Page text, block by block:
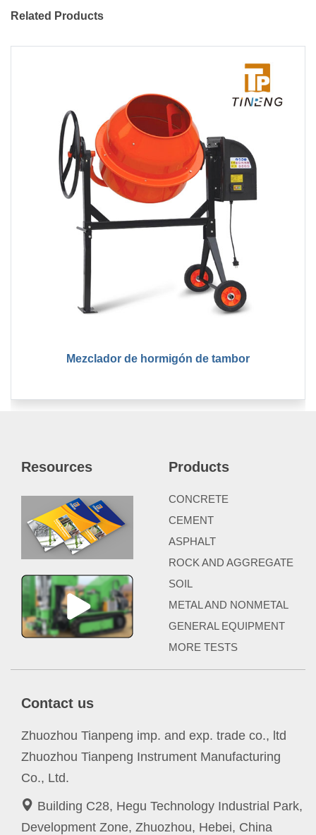
Related Products
Mezclador de hormigón de tambor
Resources Products
CONCRETE
CEMENT
ASPHALT
ROCK AND AGGREGATE
SOIL
METAL AND NONMETAL
GENERAL EQUIPMENT
MORE TESTS
Contact us
Zhuozhou Tianpeng imp. and exp. trade co., ltd
Zhuozhou Tianpeng Instrument Manufacturing
Co., Ltd.
Building C28, Hegu Technology Industrial Park,
Development Zone, Zhuozhou, Hebei, China